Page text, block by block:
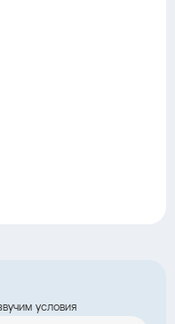
условия